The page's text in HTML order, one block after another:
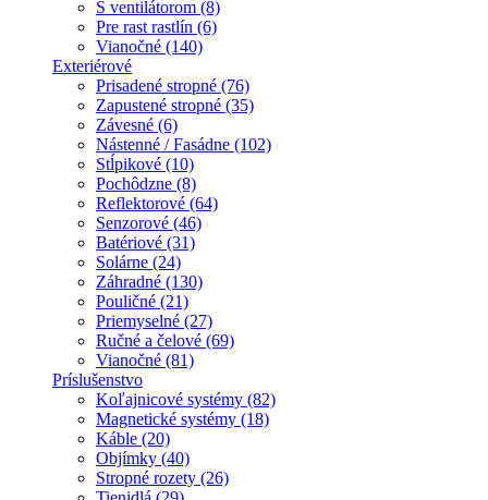
S ventilátorom (8)
Pre rast rastlín (6)
Vianočné (140)
Exteriérové
Prisadené stropné (76)
Zapustené stropné (35)
Závesné (6)
Nástenné / Fasádne (102)
Stĺpikové (10)
Pochôdzne (8)
Reflektorové (64)
Senzorové (46)
Batériové (31)
Solárne (24)
Záhradné (130)
Pouličné (21)
Priemyselné (27)
Ručné a čelové (69)
Vianočné (81)
Príslušenstvo
Koľajnicové systémy (82)
Magnetické systémy (18)
Káble (20)
Objímky (40)
Stropné rozety (26)